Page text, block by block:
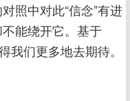
照中对此“信念”有进
能绕开它。基于
我们更多地去期待。